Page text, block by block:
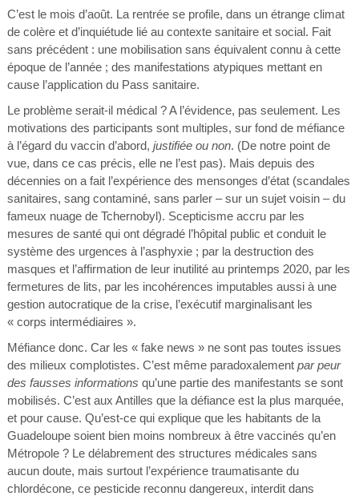
C’est le mois d’août. La rentrée se profile, dans un étrange climat
de colère et d’inquiétude lié au contexte sanitaire et social. Fait
sans précédent : une mobilisation sans équivalent connu à cette
époque de l’année ; des manifestations atypiques mettant en
cause l’application du Pass sanitaire.
Le problème serait-il médical ? A l’évidence, pas seulement. Les
motivations des participants sont multiples, sur fond de méfiance
à l’égard du vaccin d’abord, justifiée ou non. (De notre point de
vue, dans ce cas précis, elle ne l’est pas). Mais depuis des
décennies on a fait l’expérience des mensonges d’état (scandales
sanitaires, sang contaminé, sans parler – sur un sujet voisin – du
fameux nuage de Tchernobyl). Scepticisme accru par les
mesures de santé qui ont dégradé l’hôpital public et conduit le
système des urgences à l’asphyxie ; par la destruction des
masques et l’affirmation de leur inutilité au printemps 2020, par les
fermetures de lits, par les incohérences imputables aussi à une
gestion autocratique de la crise, l’exécutif marginalisant les
« corps intermédiaires ».
Méfiance donc. Car les « fake news » ne sont pas toutes issues
des milieux complotistes. C’est même paradoxalement par peur
des fausses informations qu’une partie des manifestants se sont
mobilisés. C’est aux Antilles que la défiance est la plus marquée,
et pour cause. Qu’est-ce qui explique que les habitants de la
Guadeloupe soient bien moins nombreux à être vaccinés qu’en
Métropole ? Le délabrement des structures médicales sans
aucun doute, mais surtout l’expérience traumatisante du
chlordécone, ce pesticide reconnu dangereux, interdit dans